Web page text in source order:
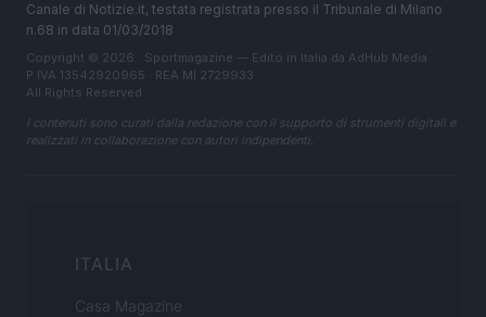
Canale di Notizie.it, testata registrata presso il Tribunale di Milano
n.68 in data 01/03/2018
Copyright © 2026 · Sportmagazine — Edito in Italia da AdHub Media
P.IVA 13542920965 · REA MI 2729933
All Rights Reserved
I contenuti sono curati dalla redazione con il supporto di strumenti digitali e
realizzati in collaborazione con autori indipendenti.
ITALIA
Casa Magazine